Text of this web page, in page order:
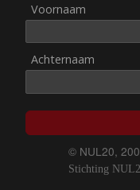
Voornaam
Achternaam
© NUL20,
Stichting